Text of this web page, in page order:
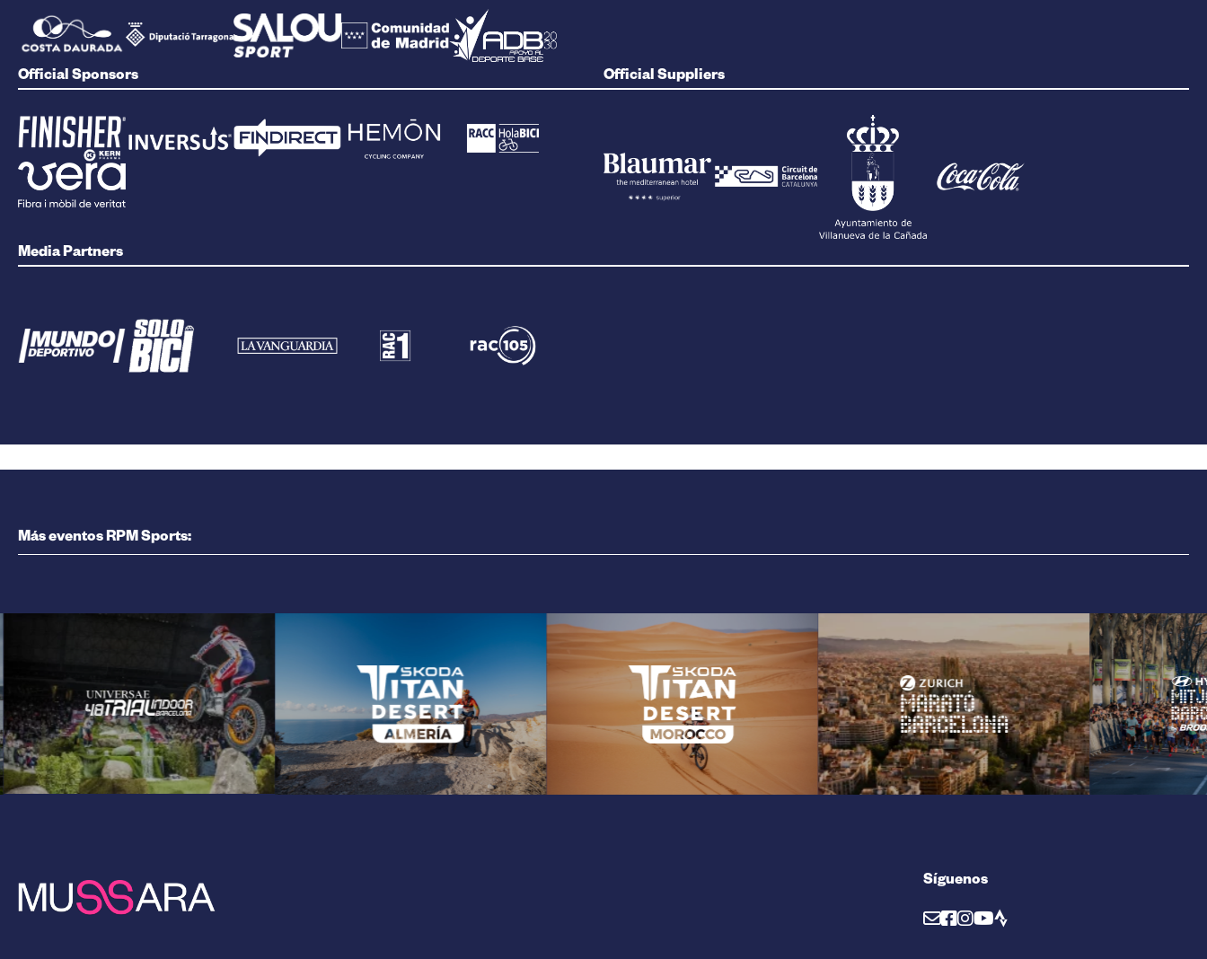
Official Sponsors Official Suppliers
Media Partners
Más eventos RPM Sports:
Síguenos